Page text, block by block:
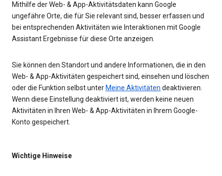
Mithilfe der Web- & App-Aktivitätsdaten kann Google
ungefähre Orte, die für Sie relevant sind, besser erfassen und
bei entsprechenden Aktivitäten wie Interaktionen mit Google
Assistant Ergebnisse für diese Orte anzeigen.
Sie können den Standort und andere Informationen, die in den
Web- & App-Aktivitäten gespeichert sind, einsehen und löschen
oder die Funktion selbst unter Meine Aktivitäten deaktivieren.
Wenn diese Einstellung deaktiviert ist, werden keine neuen
Aktivitäten in Ihren Web- & App-Aktivitäten in Ihrem Google-
Konto gespeichert.
Wichtige Hinweise